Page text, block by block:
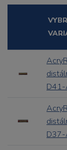
D41-
D37-